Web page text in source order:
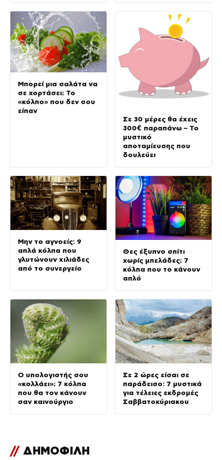
Μπορεί μια σαλάτα να
σε χορτάσει; Το
«κόλπο» που δεν σου
είπαν
Σε 30 μέρες θα έχεις
300€ παραπάνω – Το
μυστικό
αποταμίευσης που
δουλεύει
Μην το αγνοείς: 9
απλά κόλπα που
γλυτώνουν χιλιάδες
από το συνεργείο
Θες έξυπνο σπίτι
χωρίς μπελάδες; 7
κόλπα που το κάνουν
απλό
Ο υπολογιστής σου
«κολλάει»; 7 κόλπα
που θα τον κάνουν
σαν καινούργιο
Σε 2 ώρες είσαι σε
παράδεισο: 7 μυστικά
για τέλειες εκδρομές
Σαββατοκύριακου
// ΔΗΜΟΦΙΛΗ